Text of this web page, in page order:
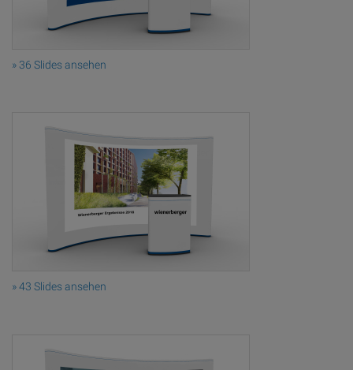
» 36 Slides ansehen
» 43 Slides ansehen